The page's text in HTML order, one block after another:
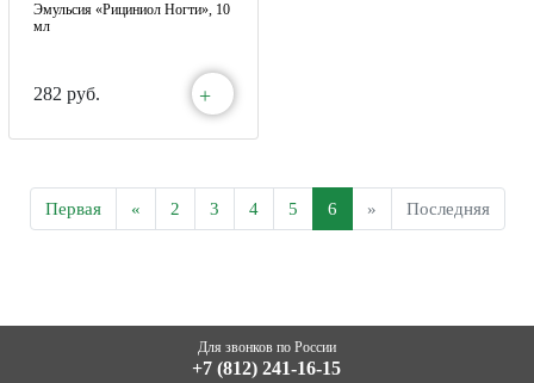
Эмульсия «Рициниол Ногти», 10
мл
282 руб. +
Первая « 2 3 4 5 6 » Последняя
Для звонков по России
+7 (812) 241-16-15